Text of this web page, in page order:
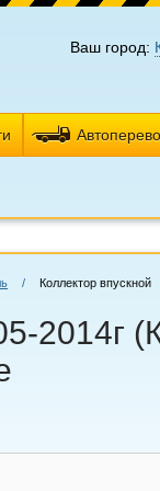
Ваш город:
/ Коллектор впускной
2014г